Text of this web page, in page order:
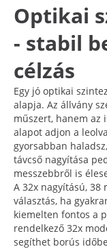
Optikai
- stabil
célzás
Egy jó optikai
alapja. Az állvány
műszert, hanem az
alapot adjon a
gyorsabban
távcső nagyítása
messzebbről is
A 32x nagyítású, 38
választás, ha
kiemelten fontos a
rendelkező 32x
segíthet borús